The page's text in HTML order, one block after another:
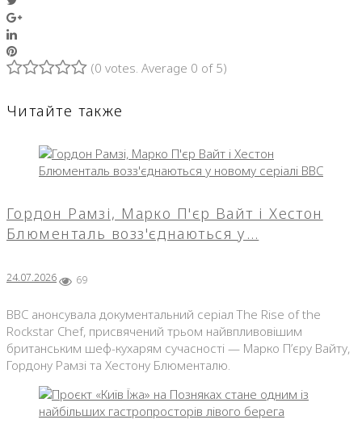
Google+
LinkedIn
Pinterest
(0 votes . Average 0 of 5)
Читайте также
Гордон Рамзі, Марко П'єр Вайт і Хестон
Блюменталь возз'єднаються у…
24.07.2026 69
BBC анонсувала документальний серіал The Rise of the
Rockstar Chef, присвячений трьом найвпливовішим
британським шеф-кухарям сучасності — Марко П’єру Вайту,
Гордону Рамзі та Хестону Блюменталю.